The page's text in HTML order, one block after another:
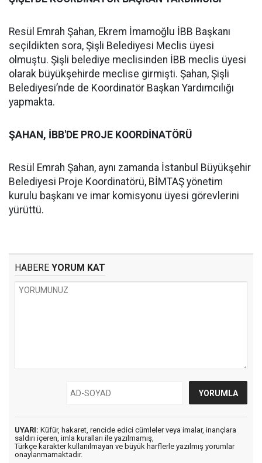
Resül Emrah Şahan, Ekrem İmamoğlu İBB Başkanı
seçildikten sora, Şişli Belediyesi Meclis üyesi
olmuştu. Şişli belediye meclisinden İBB meclis üyesi
olarak büyükşehirde meclise girmişti. Şahan, Şişli
Belediyesi’nde de Koordinatör Başkan Yardımcılığı
yapmakta.
ŞAHAN, İBB'DE PROJE KOORDİNATÖRÜ
Resül Emrah Şahan, aynı zamanda İstanbul Büyükşehir
Belediyesi Proje Koordinatörü, BİMTAŞ yönetim
kurulu başkanı ve imar komisyonu üyesi görevlerini
yürüttü.
HABERE YORUM KAT
UYARI: Küfür, hakaret, rencide edici cümleler veya imalar, inançlara
saldırı içeren, imla kuralları ile yazılmamış,
Türkçe karakter kullanılmayan ve büyük harflerle yazılmış yorumlar
onaylanmamaktadır.